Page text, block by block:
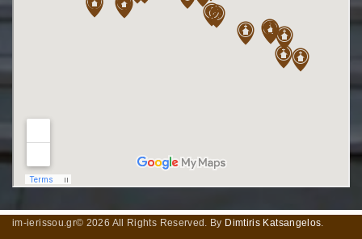
im-ierissou.gr© 2026 All Rights Reserved. By Dimtiris Katsangelos.